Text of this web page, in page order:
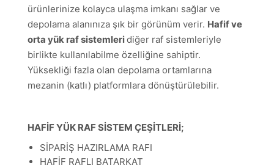
ürünlerinize kolayca ulaşma imkanı sağlar ve
depolama alanınıza şık bir görünüm verir. Hafif ve
orta yük raf sistemleridiğer raf sistemleriyle
birlikte kullanılabilme özelliğine sahiptir.
Yüksekliği fazla olan depolama ortamlarına
mezanin (katlı) platformlara dönüştürülebilir.
HAFİF YÜK RAF SİSTEM ÇEŞİTLERİ;
SİPARİŞ HAZIRLAMA RAFI
HAFİF RAFLI BATARKAT